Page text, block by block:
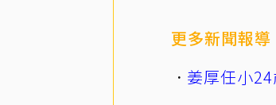
更多新聞報導
姜厚任小